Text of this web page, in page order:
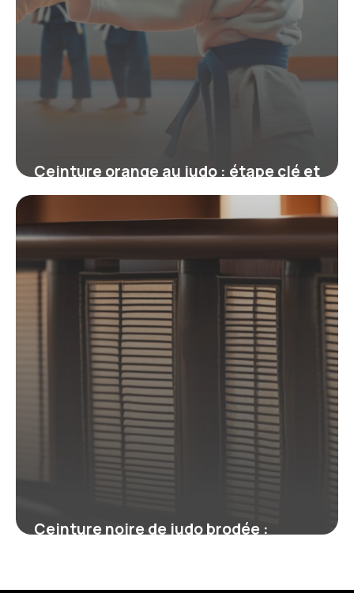
Ceinture orange au judo : étape clé et
exigences pour progresser
19 juin 2026
Ceinture noire de judo brodée :